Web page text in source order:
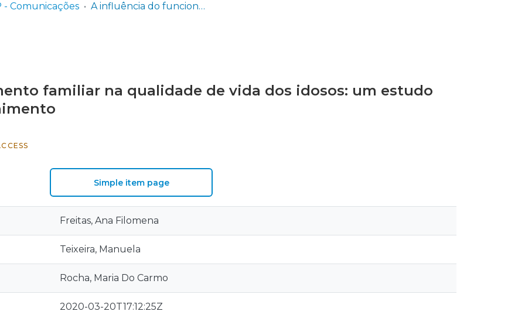
- Comunicações A influência do funcionamento familiar na qualidade de vida dos idosos: um estudo numa instituição de acolhimento
familiar na qualidade de vida dos idosos: um estudo
Simple item page
Freitas, Ana Filomena
Teixeira, Manuela
Rocha, Maria Do Carmo
2020-03-20T17:12:25Z